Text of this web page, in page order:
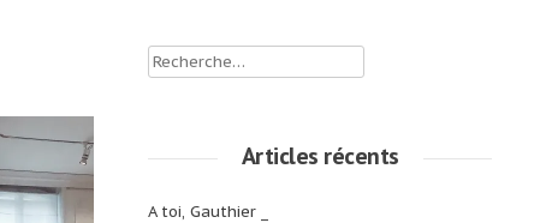
Rechercher :
Articles récents
A toi, Gauthier _